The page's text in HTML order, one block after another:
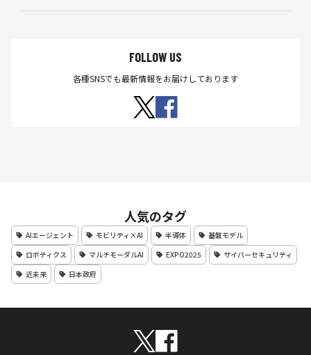
FOLLOW US
各種SNSでも最新情報をお届けしております
人気のタグ
AIエージェント モビリティ×AI 半導体
基盤モデル
ロボティクス
マルチモーダルAI EXPO2025
サイバーセキュリティ
近未来
日本政府